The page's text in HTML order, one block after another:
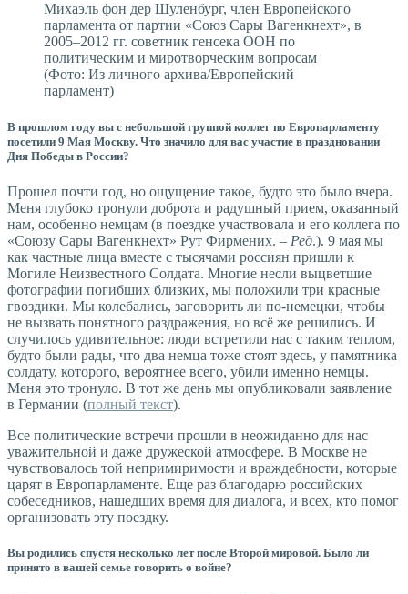
Михаэль фон дер Шуленбург, член Европейского
парламента от партии «Союз Сары Вагенкнехт», в
2005–2012 гг. советник генсека ООН по
политическим и миротворческим вопросам
(Фото: Из личного архива/Европейский
парламент)
В прошлом году вы с небольшой группой коллег по Европарламенту
посетили 9 Мая Москву. Что значило для вас участие в праздновании
Дня Победы в России?
Прошел почти год, но ощущение такое, будто это было вчера.
Меня глубоко тронули доброта и радушный прием, оказанный
нам, особенно немцам (в поездке участвовала и его коллега по
«Союзу Сары Вагенкнехт» Рут Фирмених. – Ред.). 9 мая мы
как частные лица вместе с тысячами россиян пришли к
Могиле Неизвестного Солдата. Многие несли выцветшие
фотографии погибших близких, мы положили три красные
гвоздики. Мы колебались, заговорить ли по-немецки, чтобы
не вызвать понятного раздражения, но всё же решились. И
случилось удивительное: люди встретили нас с таким теплом,
будто были рады, что два немца тоже стоят здесь, у памятника
солдату, которого, вероятнее всего, убили именно немцы.
Меня это тронуло. В тот же день мы опубликовали заявление
в Германии (полный текст).
Все политические встречи прошли в неожиданно для нас
уважительной и даже дружеской атмосфере. В Москве не
чувствовалось той непримиримости и враждебности, которые
царят в Европарламенте. Еще раз благодарю российских
собеседников, нашедших время для диалога, и всех, кто помог
организовать эту поездку.
Вы родились спустя несколько лет после Второй мировой. Было ли
принято в вашей семье говорить о войне?